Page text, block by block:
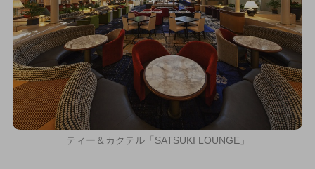
ティー＆カクテル「SATSUKI LOUNGE」